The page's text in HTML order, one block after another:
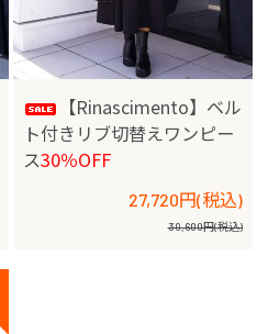
【Rinascimento】ベル
ト付きリブ切替えワンピー
ス30％OFF
27,720円(税込)
39,600円(税込)